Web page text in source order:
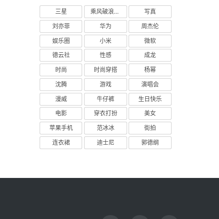
三星 乘风破浪的姐姐
写真
刘亦菲
华为
周杰伦
娱乐圈
小米
微软
德云社
性感
成龙
时尚
时尚穿搭
杨幂
沈腾
游戏
演唱会
漫威
牛仔裤
生日快乐
电影
穿衣打扮
美女
苹果手机
范冰冰
街拍
连衣裙
迪士尼 郭德纲